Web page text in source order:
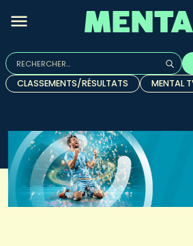
Rechercher :
Quand les résultats de l'auto-
CLASSEMENTS/RÉSULTATS
MENTAL